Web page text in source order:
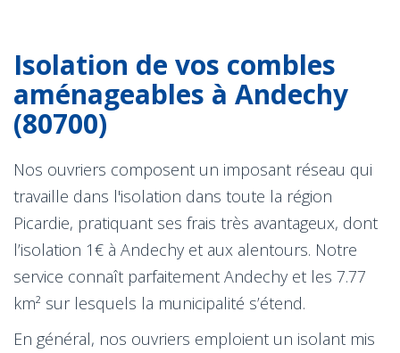
Isolation de vos combles
aménageables à Andechy
(80700)
Nos ouvriers composent un imposant réseau qui
travaille dans l'isolation dans toute la région
Picardie, pratiquant ses frais très avantageux, dont
l’isolation 1€ à Andechy et aux alentours. Notre
service connaît parfaitement Andechy et les 7.77
km² sur lesquels la municipalité s’étend.
En général, nos ouvriers emploient un isolant mis